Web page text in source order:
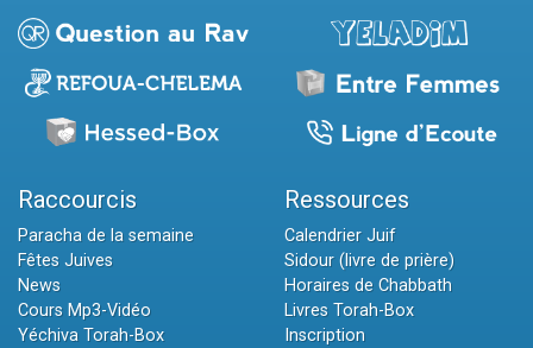
Raccourcis
Paracha de la semaine
Fêtes Juives
News
Cours Mp3-Vidéo
Yéchiva Torah-Box
Ressources
Calendrier Juif
Sidour (livre de prière)
Horaires de Chabbath
Livres Torah-Box
Inscription